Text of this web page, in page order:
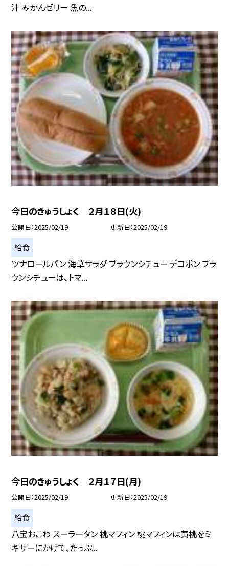
汁 みかんゼリー 魚の...
今日のきゅうしょく ２月１８日(火)
公開日 2025/02/19 更新日 2025/02/19
給食
ツナロールパン 海草サラダ ブラウンシチュー デコポン ブラ
ウンシチューは、トマ...
今日のきゅうしょく ２月１７日(月)
公開日 2025/02/19 更新日 2025/02/19
給食
八宝おこわ スーラータン 桃マフィン 桃マフィンは黄桃をミ
キサーにかけて、たっぷ...